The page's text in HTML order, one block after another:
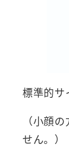
標準的サ
（小顔
せん。）